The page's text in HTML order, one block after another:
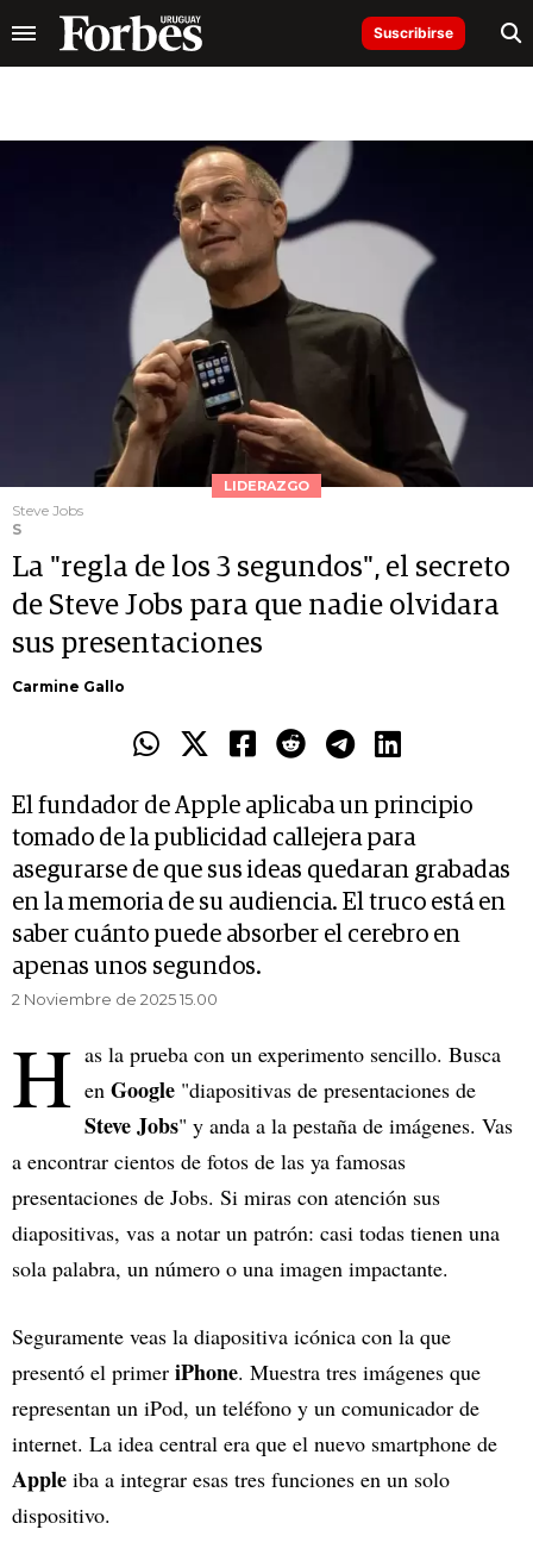
Suscribirse
LIDERAZGO
Steve Jobs
S
La "regla de los 3 segundos", el secreto
de Steve Jobs para que nadie olvidara
sus presentaciones
Carmine Gallo
El fundador de Apple aplicaba un principio
tomado de la publicidad callejera para
asegurarse de que sus ideas quedaran grabadas
en la memoria de su audiencia. El truco está en
saber cuánto puede absorber el cerebro en
apenas unos segundos.
2 Noviembre de 2025 15.00
H as la prueba con un experimento sencillo. Busca
en Google "diapositivas de presentaciones de
Steve Jobs" y anda a la pestaña de imágenes. Vas
a encontrar cientos de fotos de las ya famosas
presentaciones de Jobs. Si miras con atención sus
diapositivas, vas a notar un patrón: casi todas tienen una
sola palabra, un número o una imagen impactante.
Seguramente veas la diapositiva icónica con la que
presentó el primer iPhone. Muestra tres imágenes que
representan un iPod, un teléfono y un comunicador de
internet. La idea central era que el nuevo smartphone de
Apple iba a integrar esas tres funciones en un solo
dispositivo.